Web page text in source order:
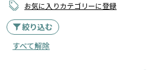
お気に入りカテゴリーに登録
絞り込む
すべて解除